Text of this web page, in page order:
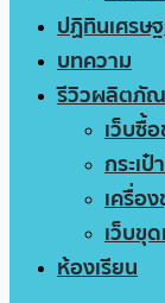
ปฏิทินเศรษ
บทความ
รีวิวผลิตภั
เว็บซื้
กระเ
เครื่อ
เว็บขุ
ห้องเรียน